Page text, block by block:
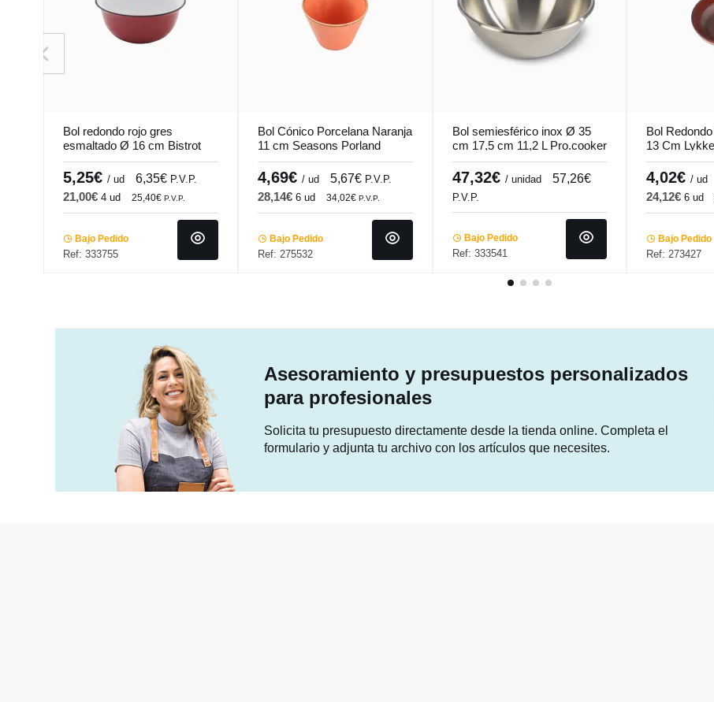
Bol redondo rojo gres
esmaltado Ø 16 cm Bistrot
Pro.mundi
5,25€ / ud 6,35€ P.V.P.
21,00€ 4 ud 25,40€ P.V.P.
Bajo Pedido
Ref: 333755
Bol Cónico Porcelana Naranja
11 cm Seasons Porland
4,69€ / ud 5,67€ P.V.P.
28,14€ 6 ud 34,02€ P.V.P.
Bajo Pedido
Ref: 275532
Bol semiesférico inox Ø 35
cm 17,5 cm 11,2 L Pro.cooker
47,32€ / unidad 57,26€
P.V.P.
Bajo Pedido
Ref: 333541
Bol
13 Cm
4,02€/ ud
24,12€6 ud
Bajo Pedido
Ref: 273427
Asesoramiento y presupuestos personalizados
para profesionales
Solicita tu presupuesto directamente desde la tienda online. Completa el
formulario y adjunta tu archivo con los artículos que necesites.